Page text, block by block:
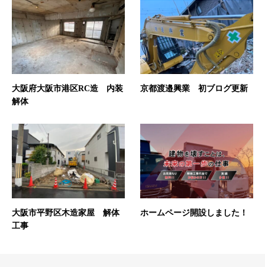
大阪府大阪市港区RC造 内装
解体
京都渡邉興業 初ブログ更新
大阪市平野区木造家屋 解体
工事
ホームページ開設しました！